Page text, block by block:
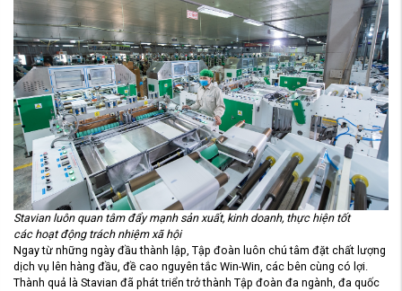
Stavian luôn quan tâm đẩy mạnh sản xuất, kinh doanh, thực hiện tốt
các hoạt động trách nhiệm xã hội
Ngay từ những ngày đầu thành lập, Tập đoàn luôn chú tâm đặt chất lượng
dịch vụ lên hàng đầu, đề cao nguyên tắc Win-Win, các bên cùng có lợi.
Thành quả là Stavian đã phát triển trở thành Tập đoàn đa ngành, đa quốc